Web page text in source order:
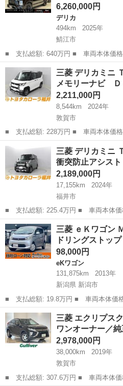
6,260,000円
デリカ
494km
2025年
鯖江市
■ 支払総額: 640万円 ■ 車両本体価格： 6,260,000 円 ■ メーカー
名： 三菱 ■ 車種名： デリカＤ：
乗り ワーロックボディキット Ｎｏ
（Ｓｋｙｃ...
福井 鯖江市 デリカ
三菱 デリカミ
メモリーナビ
2,211,000円
8,544km
2024年
敦賀市
■ 支払総額: 228万円 ■ 車両本体価格： 2,211,000 円 ■ メーカー
名： 三菱 ■ 車種名： デリカミニ
アム フルセグ メモリーナビ ＤＶ
害軽減シス...
福井 敦賀市 三菱
三菱 デリカミニ
衝突防止アシス
2,189,000円
17,155km
2024年
福井市
■ 支払総額: 225.4万円 ■ 車両本体価格： 2,189,000 円 ■ メーカ
ー名： 三菱 ■ 車種名： デリカミ
ミアム 踏み間違い衝突防止アシス
スエント...
福井 福井市 三菱
三菱 ｅＫワゴ
ドリングスト
98,000円
eKワゴン
131,875km
2013年
新潟県 新潟市
■ 支払総額: 19.8万円 ■ 車両本体価格： 98,000 円 ■ メーカー
名： 三菱 ■ 車種名： ｅＫワゴン
年 キーレス アイドリングストッ
量： 660c...
新潟 新潟市 eKワゴン
三菱 エクリプス
ワンオーナー／
2,978,000円
38,000km
2019年
敦賀市
■ 支払総額: 307.6万円 ■ 車両本体価格： 2,978,000 円 ■ メーカ